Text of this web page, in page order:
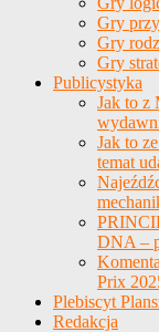
Gry
Gry
Gry
Publicystyka
Jak to z
Jak to
temat
DNA –
Prix
Plebiscyt
Redakcja